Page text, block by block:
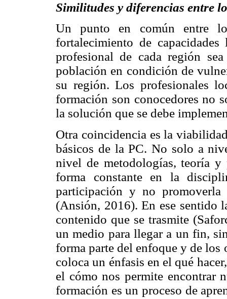
Similitudes y diferencias entre
Un punto en común entre
fortalecimiento de
profesional de cada región
población en condición de
su región. Los profesionales
formación son conocedores no
la solución que se debe
Otra coincidencia es la
básicos de la PC. No solo a
nivel de metodologías, teoría y
forma constante en la
participación y no promoverla
(Ansión, 2016). En ese sentido
contenido que se trasmite
un medio para llegar a un fin,
forma parte del enfoque y de los
coloca un énfasis en el qué
el cómo nos permite encontrar
formación es un proceso de